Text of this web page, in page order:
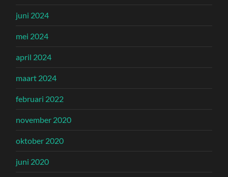
juni 2024
mei 2024
april 2024
maart 2024
februari 2022
november 2020
oktober 2020
juni 2020